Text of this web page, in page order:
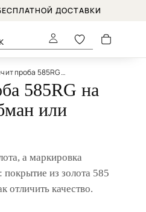
ДОСТАВКИ
Что значит проба 585RG на бижутерии? Обман или Качество?
585RG на
или
а маркировка
из золота 585
отличить качество.